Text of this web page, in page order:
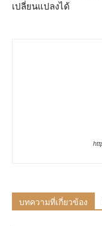
เปลี่ยนแปลงได้
บทความที่เกี่ยวข้อง